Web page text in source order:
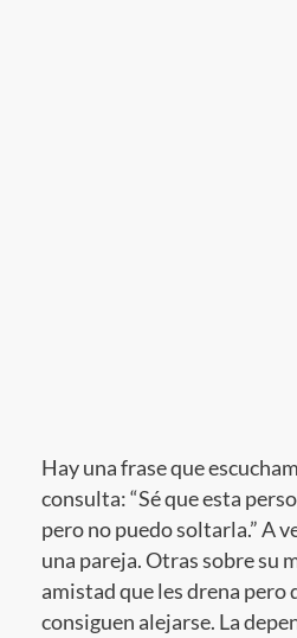
Hay una frase que
consulta: “Sé que esta
pero no puedo soltarla.” A
una pareja. Otras sobre su
amistad que les drena pero
consiguen alejarse. La